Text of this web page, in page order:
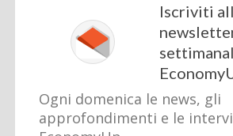
Iscriviti
Ogni domenica le news, gli
approfondimenti e le